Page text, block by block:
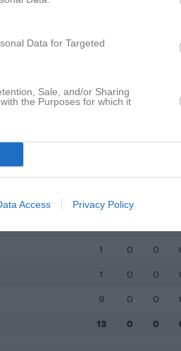
Data for Targeted
Sale, and/or Sharing
the Purposes for which it
Access Privacy Policy
bilder hittades
M G
1 0 0
1 0 0
9 0 0
13 0 0